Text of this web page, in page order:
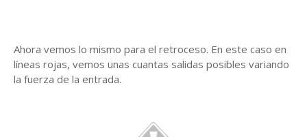
Ahora vemos lo mismo para el retroceso. En este caso en
líneas rojas, vemos unas cuantas salidas posibles variando
la fuerza de la entrada.